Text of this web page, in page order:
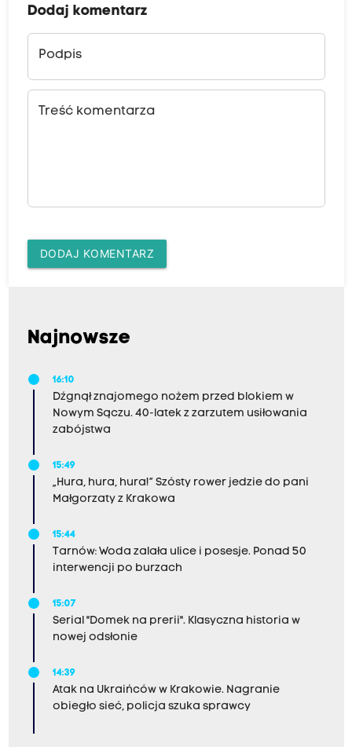
Dodaj komentarz
Podpis
Treść komentarza
DODAJ KOMENTARZ
Najnowsze
16:10
Dźgnął znajomego nożem przed blokiem w
Nowym Sączu. 40-latek z zarzutem usiłowania
zabójstwa
15:49
„Hura, hura, hura!” Szósty rower jedzie do pani
Małgorzaty z Krakowa
15:44
Tarnów: Woda zalała ulice i posesje. Ponad 50
interwencji po burzach
15:07
Serial "Domek na prerii". Klasyczna historia w
nowej odsłonie
14:39
Atak na Ukraińców w Krakowie. Nagranie
obiegło sieć, policja szuka sprawcy